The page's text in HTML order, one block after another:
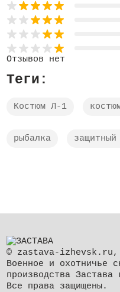
Отзывов нет
Теги:
Костюм Л-1
рыбалка
© zastava-izhevsk.ru,
Военное и охотничье
производства
Все права защищены.